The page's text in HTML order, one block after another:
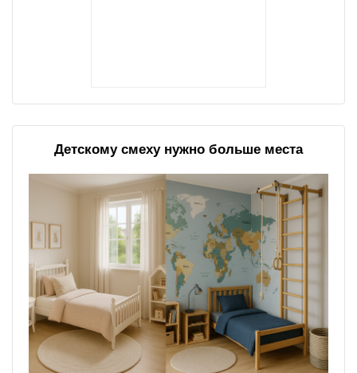
Детскому смеху нужно больше места